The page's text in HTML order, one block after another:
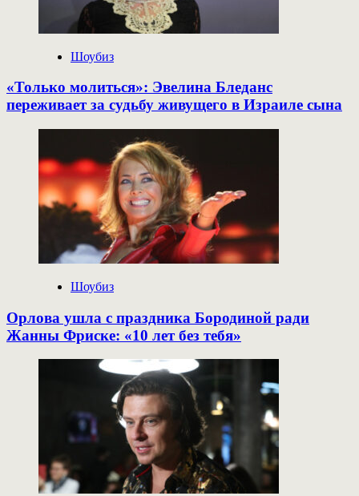
Шоубиз
«Только молиться»: Эвелина Бледанс
переживает за судьбу живущего в Израиле сына
Шоубиз
Орлова ушла с праздника Бородиной ради
Жанны Фриске: «10 лет без тебя»